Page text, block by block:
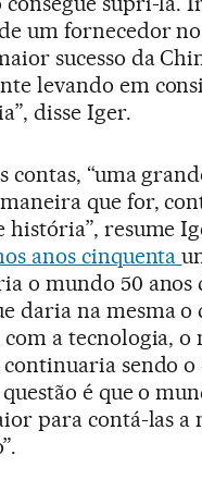
um fornecedor
sucesso da
levando em
disse Iger.
contas, “uma
que for,
história”, resume
anos cinquenta
o mundo 50 anos
daria na mesma o
a tecnologia, o
sendo o
é que o
para contá-las a